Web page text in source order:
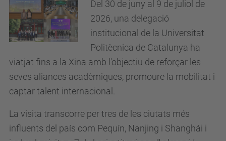
Del 30 de juny al 9 de juliol de
2026, una delegació
institucional de la Universitat
Politècnica de Catalunya ha
viatjat fins a la Xina amb l'objectiu de reforçar les
seves aliances acadèmiques, promoure la mobilitat i
captar talent internacional
La visita transcorre per tres de les ciutats més
influents del país com Pequín, Nanjing i Shanghái i